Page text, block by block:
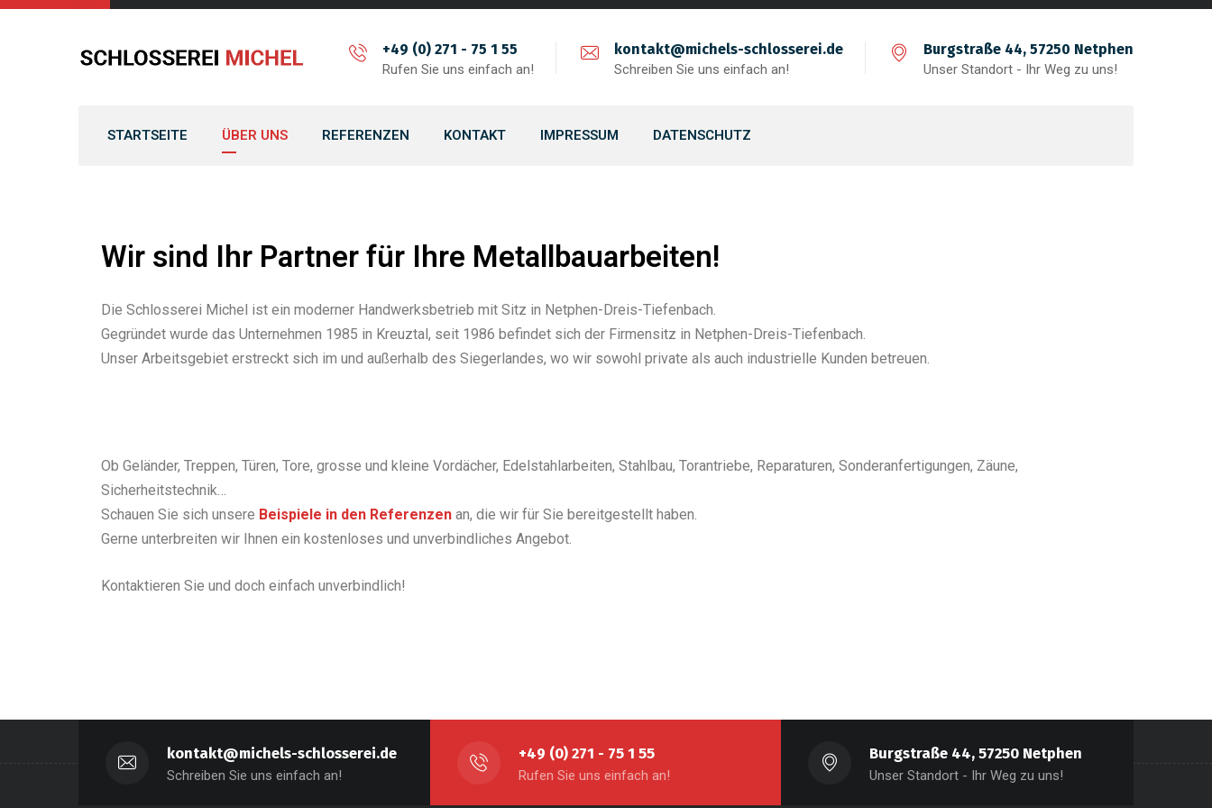
+49 (0) 271 - 75 1 55
Rufen Sie uns einfach an!
kontakt@michels-schlosserei.de
Schreiben Sie uns einfach an!
Burgstraße 44, 57250 Netphen
Unser Standort - Ihr Weg zu uns!
STARTSEITE ÜBER UNS REFERENZEN KONTAKT IMPRESSUM DATENSCHUTZ
Wir sind Ihr Partner für Ihre Metallbauarbeiten!
Die Schlosserei Michel ist ein moderner Handwerksbetrieb mit Sitz in Netphen-Dreis-Tiefenbach.
Gegründet wurde das Unternehmen 1985 in Kreuztal, seit 1986 befindet sich der Firmensitz in Netphen-Dreis-Tiefenbach.
Unser Arbeitsgebiet erstreckt sich im und außerhalb des Siegerlandes, wo wir sowohl private als auch industrielle Kunden betreuen.
Ob Geländer, Treppen, Türen, Tore, grosse und kleine Vordächer, Edelstahlarbeiten, Stahlbau, Torantriebe, Reparaturen, Sonderanfertigungen, Zäune,
Sicherheitstechnik…
Schauen Sie sich unsere Beispiele in den Referenzen an, die wir für Sie bereitgestellt haben.
Gerne unterbreiten wir Ihnen ein kostenloses und unverbindliches Angebot.
Kontaktieren Sie und doch einfach unverbindlich!
kontakt@michels-schlosserei.de
Schreiben Sie uns einfach an!
+49 (0) 271 - 75 1 55
Rufen Sie uns einfach an!
Burgstraße 44, 57250 Netphen
Unser Standort - Ihr Weg zu uns!